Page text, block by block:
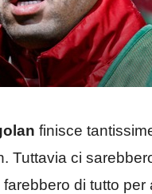
finisce
Tuttavia ci
farebbero di tutto per